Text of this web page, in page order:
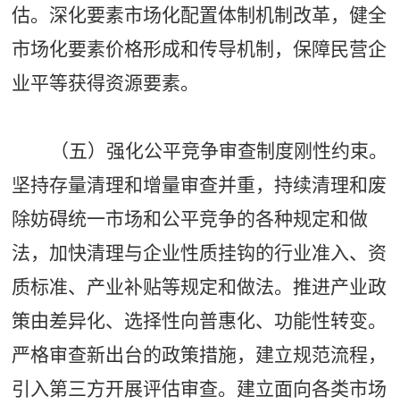
估。深化要素市场化配置体制机制改革，健全
市场化要素价格形成和传导机制，保障民营企
业平等获得资源要素。
（五）强化公平竞争审查制度刚性约束。
坚持存量清理和增量审查并重，持续清理和废
除妨碍统一市场和公平竞争的各种规定和做
法，加快清理与企业性质挂钩的行业准入、资
质标准、产业补贴等规定和做法。推进产业政
策由差异化、选择性向普惠化、功能性转变。
严格审查新出台的政策措施，建立规范流程，
引入第三方开展评估审查。建立面向各类市场